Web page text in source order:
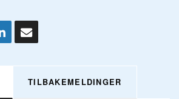
TILBAKEMELDINGER